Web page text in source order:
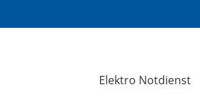
Elektro Notdienst